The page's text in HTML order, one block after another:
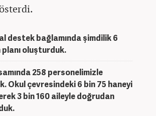
destek bağlamında şimdilik 6
planı oluşturduk.
258 personelimizle
Okul çevresindeki 6 bin 75 haneyi
3 bin 160 aileyle doğrudan